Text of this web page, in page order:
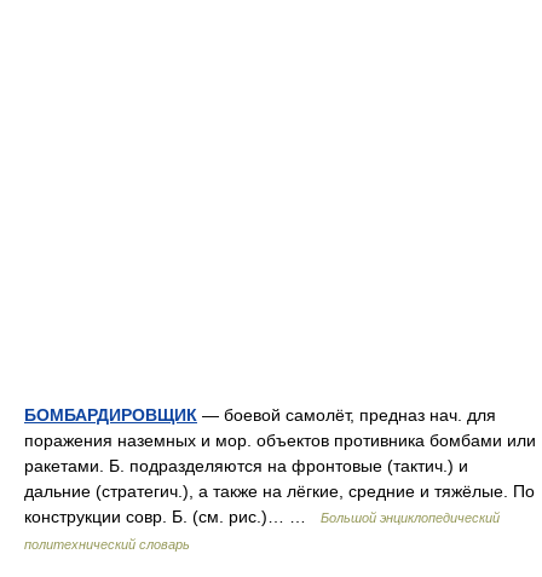
БОМБАРДИРОВЩИК — боевой самолёт, предназ нач. для
поражения наземных и мор. объектов противника бомбами или
ракетами. Б. подразделяются на фронтовые (тактич.) и
дальние (стратегич.), а также на лёгкие, средние и тяжёлые. По
конструкции совр. Б. (см. рис.)… …
Большой энциклопедический
политехнический словарь